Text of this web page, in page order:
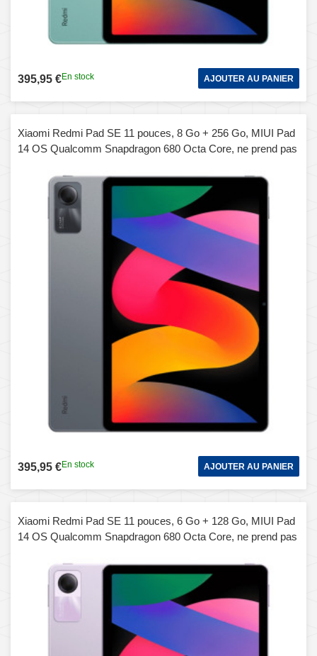
395,95 €En stock AJOUTER AU PANIER
Xiaomi Redmi Pad SE 11 pouces, 8 Go + 256 Go, MIUI Pad
14 OS Qualcomm Snapdragon 680 Octa Core, ne prend pas
395,95 €En stock AJOUTER AU PANIER
Xiaomi Redmi Pad SE 11 pouces, 6 Go + 128 Go, MIUI Pad
14 OS Qualcomm Snapdragon 680 Octa Core, ne prend pas